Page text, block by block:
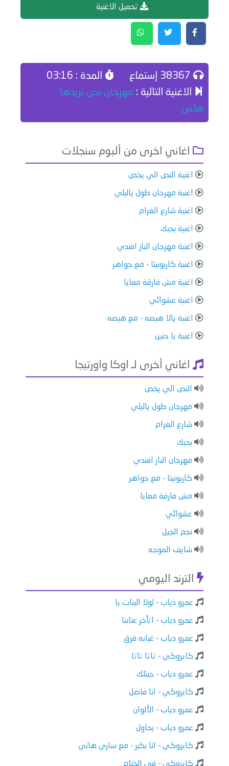
تحميل الاغنية
المدة : 03:16
الاغنية التالية : مهرجان نحن نريدها
هلس
اغاني اخرى من ألبوم سنجلات
اغنية النص الي يخص
اغنية مهرجان طول ياليلي
اغنية شارع الغرام
اغنية بحبك
اغنية مهرجان الباز افندي
اغنية كاربونيتا - مع جواهر
اغنية مش فارقة معايا
اغنية عشوائي
اغنية يالا هيصه - مع هيصه
اغنية يا حنين
اغاني أخرى لـ اوكا واورتيجا
النص الي يخص
مهرجان طول ياليلي
شارع الغرام
بحبك
مهرجان الباز افندي
كاربونيتا - مع جواهر
مش فارقة معايا
عشوائي
نجم الجيل
شايف الموجه
الترند اليومي
عمرو دياب - لولا البنات يا
عمرو دياب - اتأخر عتابنا
عمرو دياب - غيابه فرق
كايروكي - تاتا تاتا
عمرو دياب - جيتلك
كايروكي - انا فاضل
عمرو دياب - الألوان
عمرو دياب - بحاول
كايروكي - انا بكبر - مع ساري هاني
كايروكي - في الختام